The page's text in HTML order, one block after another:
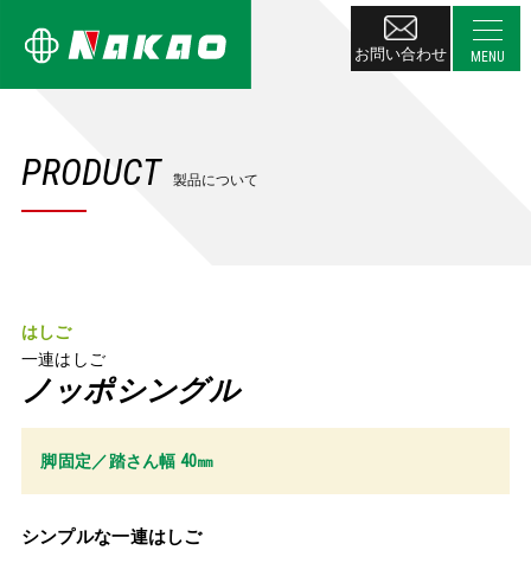
お問い合わせ
PRODUCT 製品について
はしご
一連はしご
ノッポシングル
脚固定／踏さん幅 40㎜
シンプルな一連はしご